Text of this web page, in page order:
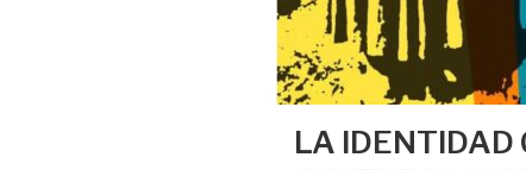
LA IDENTIDAD